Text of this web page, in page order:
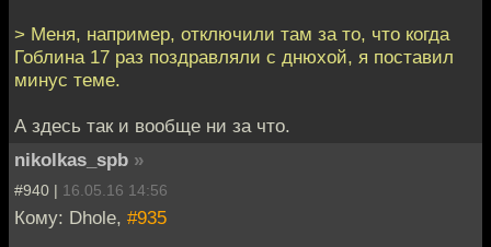
> Меня, например, отключили там за то, что когда
Гоблина 17 раз поздравляли с днюхой, я поставил
минус теме.
А здесь так и вообще ни за что.
nikolkas_spb »
#940 | 16.05.16 14:56
Кому: Dhole, #935